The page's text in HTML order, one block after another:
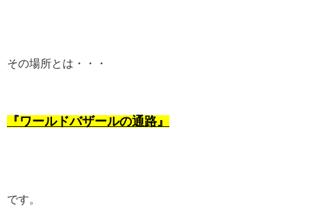
その場所とは・・・
『ワールドバザールの通路』
です。